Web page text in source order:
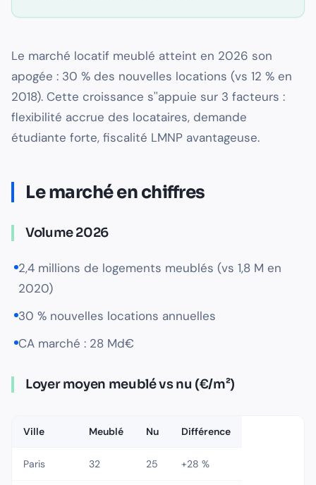
Le marché locatif meublé atteint en 2026 son
apogée : 30 % des nouvelles locations (vs 12 % en
2018). Cette croissance s''appuie sur 3 facteurs :
flexibilité accrue des locataires, demande
étudiante forte, fiscalité LMNP avantageuse.
Le marché en chiffres
Volume 2026
2,4 millions de logements meublés (vs 1,8 M en
2020)
30 % nouvelles locations annuelles
CA marché : 28 Md€
Loyer moyen meublé vs nu (€/m²)
Ville Meublé Nu Différence
Paris 32 25 +28 %